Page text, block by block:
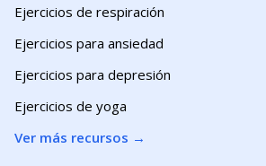
Ejercicios de respiración
Ejercicios para ansiedad
Ejercicios para depresión
Ejercicios de yoga
Ver más recursos →